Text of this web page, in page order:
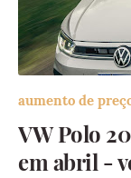
aumento de
VW Polo
em abril -